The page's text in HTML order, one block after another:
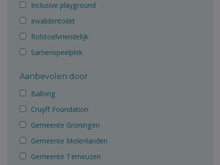
Inclusive playground
Invalidentoilet
Rolstoelvriendelijk
Samenspeelplek
Aanbevolen door
Ballorig
Cruyff Foundation
Gemeente Groningen
Gemeente Molenlanden
Gemeente Terneuzen